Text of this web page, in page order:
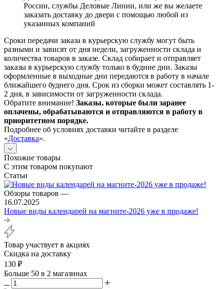
России, службы Деловые Линии, или же вы желаете
заказать доставку до двери с помощью любой из
указанных компаний
Сроки передачи заказа в курьерскую службу могут быть
разными и зависят от дня недели, загруженности склада и
количества товаров в заказе. Склад собирает и отправляет
заказы в курьерскую службу только в будние дни. Заказы
оформленные в выходные дни передаются в работу в начале
ближайшего буднего дня. Срок из сборки может составлять 1-
2 дня, в зависимости от загруженности склада.
Обратите внимание! Заказы, которые были заранее
оплачены, обрабатываются и отправляются в работу в
приоритетном порядке.
Подробнее об условиях доставки читайте в разделе
«Доставка».
Похожие товары
С этим товаром покупают
Статьи
Обзоры товаров —
16.07.2025
Новые виды календарей на магните-2026 уже в продаже!
Товар участвует в акциях
Скидка на доставку
130 ₽
Больше 50 в 2 магазинах